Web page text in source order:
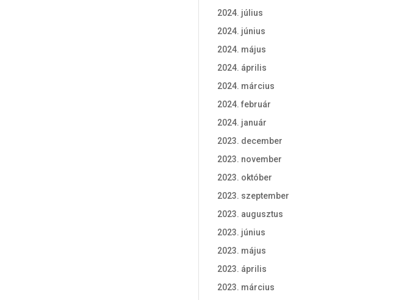
2024. július
2024. június
2024. május
2024. április
2024. március
2024. február
2024. január
2023. december
2023. november
2023. október
2023. szeptember
2023. augusztus
2023. június
2023. május
2023. április
2023. március